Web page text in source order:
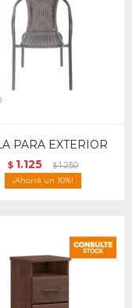
PARA EXTERIOR
$ 1.125 $1.250
10